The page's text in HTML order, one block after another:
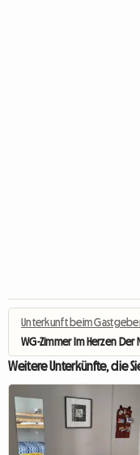
Unterkunft beim
WG-Zimmer Im Herzen Der
Weitere Unterkünfte, die